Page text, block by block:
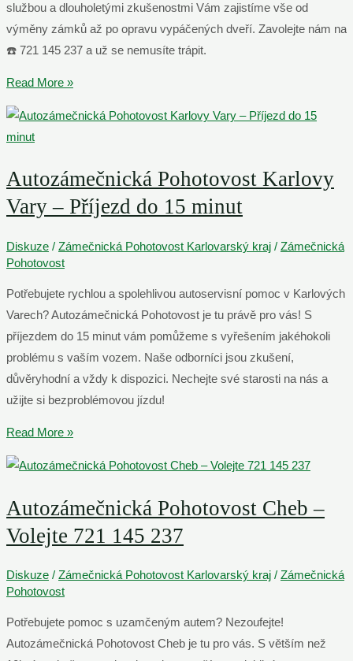
24/8
službou a dlouholetými zkušenostmi Vám zajistíme vše od
výměny zámků až po opravu vypáčených dveří. Zavolejte nám na
☎️ 721 145 237 a už se nemusíte trápit.
Zámečnická
Pohotovost
Cheb
–
721
145
NONSTOP
Read More »
Autozámečnická Pohotovost Karlovy
Vary – Příjezd do 15 minut
Diskuze / Zámečnická Pohotovost Karlovarský kraj / Zámečnická
Pohotovost
Potřebujete rychlou a spolehlivou autoservisní pomoc v Karlových
Varech? Autozámečnická Pohotovost je tu právě pro vás! S
příjezdem do 15 minut vám pomůžeme s vyřešením jakéhokoli
problému s vaším vozem. Naše odborníci jsou zkušení,
důvěryhodní a vždy k dispozici. Nechejte své starosti na nás a
užijte si bezproblémovou jízdu!
Autozámečnická
Pohotovost
Karlovy
–
Příjezd
15
Read More »
Autozámečnická Pohotovost Cheb –
Volejte 721 145 237
Diskuze / Zámečnická Pohotovost Karlovarský kraj / Zámečnická
Pohotovost
Potřebujete pomoc s uzamčeným autem? Nezoufejte!
Autozámečnická Pohotovost Cheb je tu pro vás. S větším než